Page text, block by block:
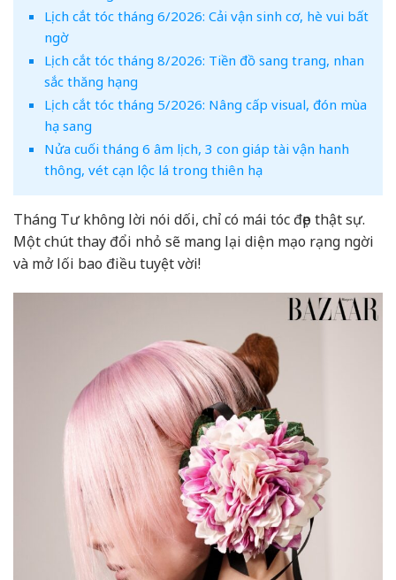
Lịch cắt tóc tháng 6/2026: Cải vận sinh cơ, hè vui bất
ngờ
Lịch cắt tóc tháng 8/2026: Tiền đồ sang trang, nhan
sắc thăng hạng
Lịch cắt tóc tháng 5/2026: Nâng cấp visual, đón mùa
hạ sang
Nửa cuối tháng 6 âm lịch, 3 con giáp tài vận hanh
thông, vét cạn lộc lá trong thiên hạ
Tháng Tư không lời nói dối, chỉ có mái tóc đẹp thật sự.
Một chút thay đổi nhỏ sẽ mang lại diện mạo rạng ngời
và mở lối bao điều tuyệt vời!